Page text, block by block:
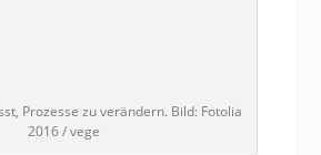
Prozesse zu verändern. Bild: Fotolia
2016 / vege